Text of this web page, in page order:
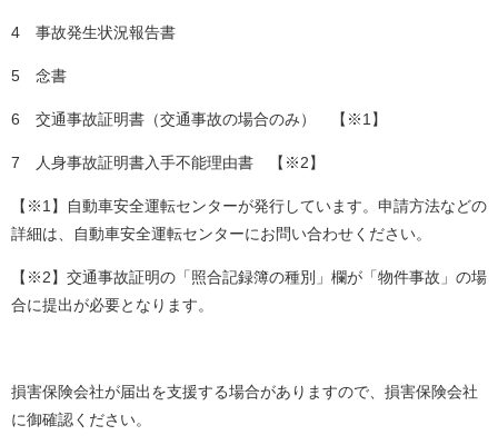
4 事故発生状況報告書
5 念書
6 交通事故証明書（交通事故の場合のみ） 【※1】
7 人身事故証明書入手不能理由書 【※2】
【※1】自動車安全運転センターが発行しています。申請方法などの
詳細は、自動車安全運転センターにお問い合わせください。
【※2】交通事故証明の「照合記録簿の種別」欄が「物件事故」の場
合に提出が必要となります。
損害保険会社が届出を支援する場合がありますので、損害保険会社
に御確認ください。